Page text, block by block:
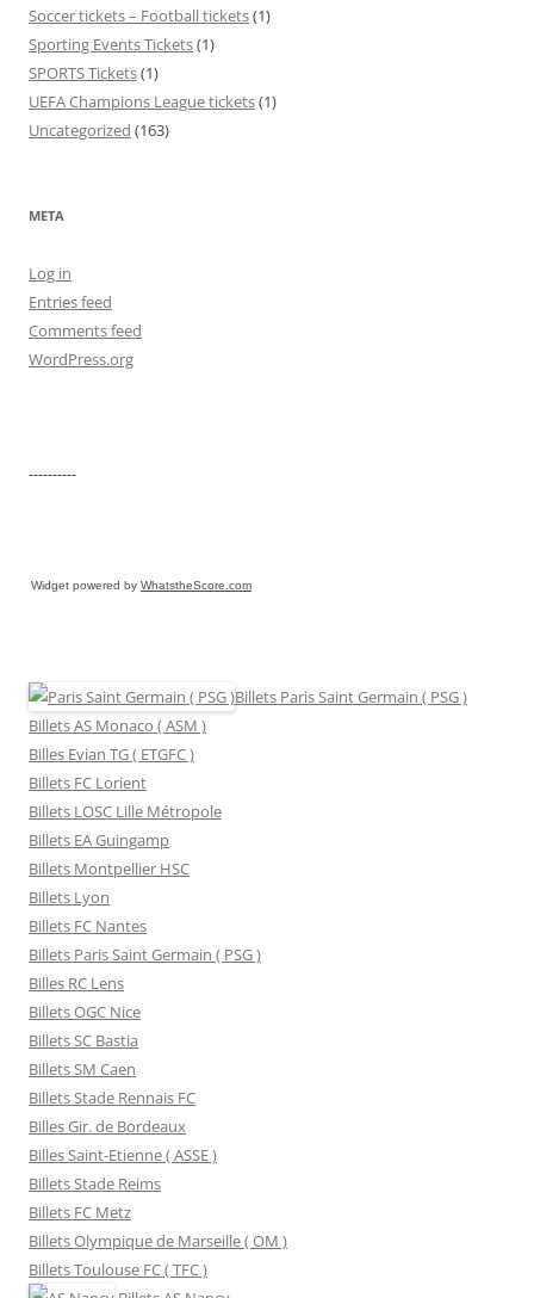
Soccer tickets – Football tickets(1)
Sporting Events Tickets(1)
SPORTS Tickets(1)
UEFA Champions League tickets(1)
Uncategorized (163)
META
Log in
Entries feed
Comments feed
WordPress.org
----------
Widget powered by WhatstheScore.com
Billets Paris Saint Germain ( PSG )
Billets AS Monaco ( ASM )
Billes Evian TG ( ETGFC )
Billets FC Lorient
Billets LOSC Lille Métropole
Billets EA Guingamp
Billets Montpellier HSC
Billets Lyon
Billets FC Nantes
Billets Paris Saint Germain ( PSG )
Billes RC Lens
Billets OGC Nice
Billets SC Bastia
Billets SM Caen
Billets Stade Rennais FC
Billes Gir. de Bordeaux
Billes Saint-Etienne ( ASSE )
Billets Stade Reims
Billets FC Metz
Billets Olympique de Marseille ( OM )
Billets Toulouse FC ( TFC )